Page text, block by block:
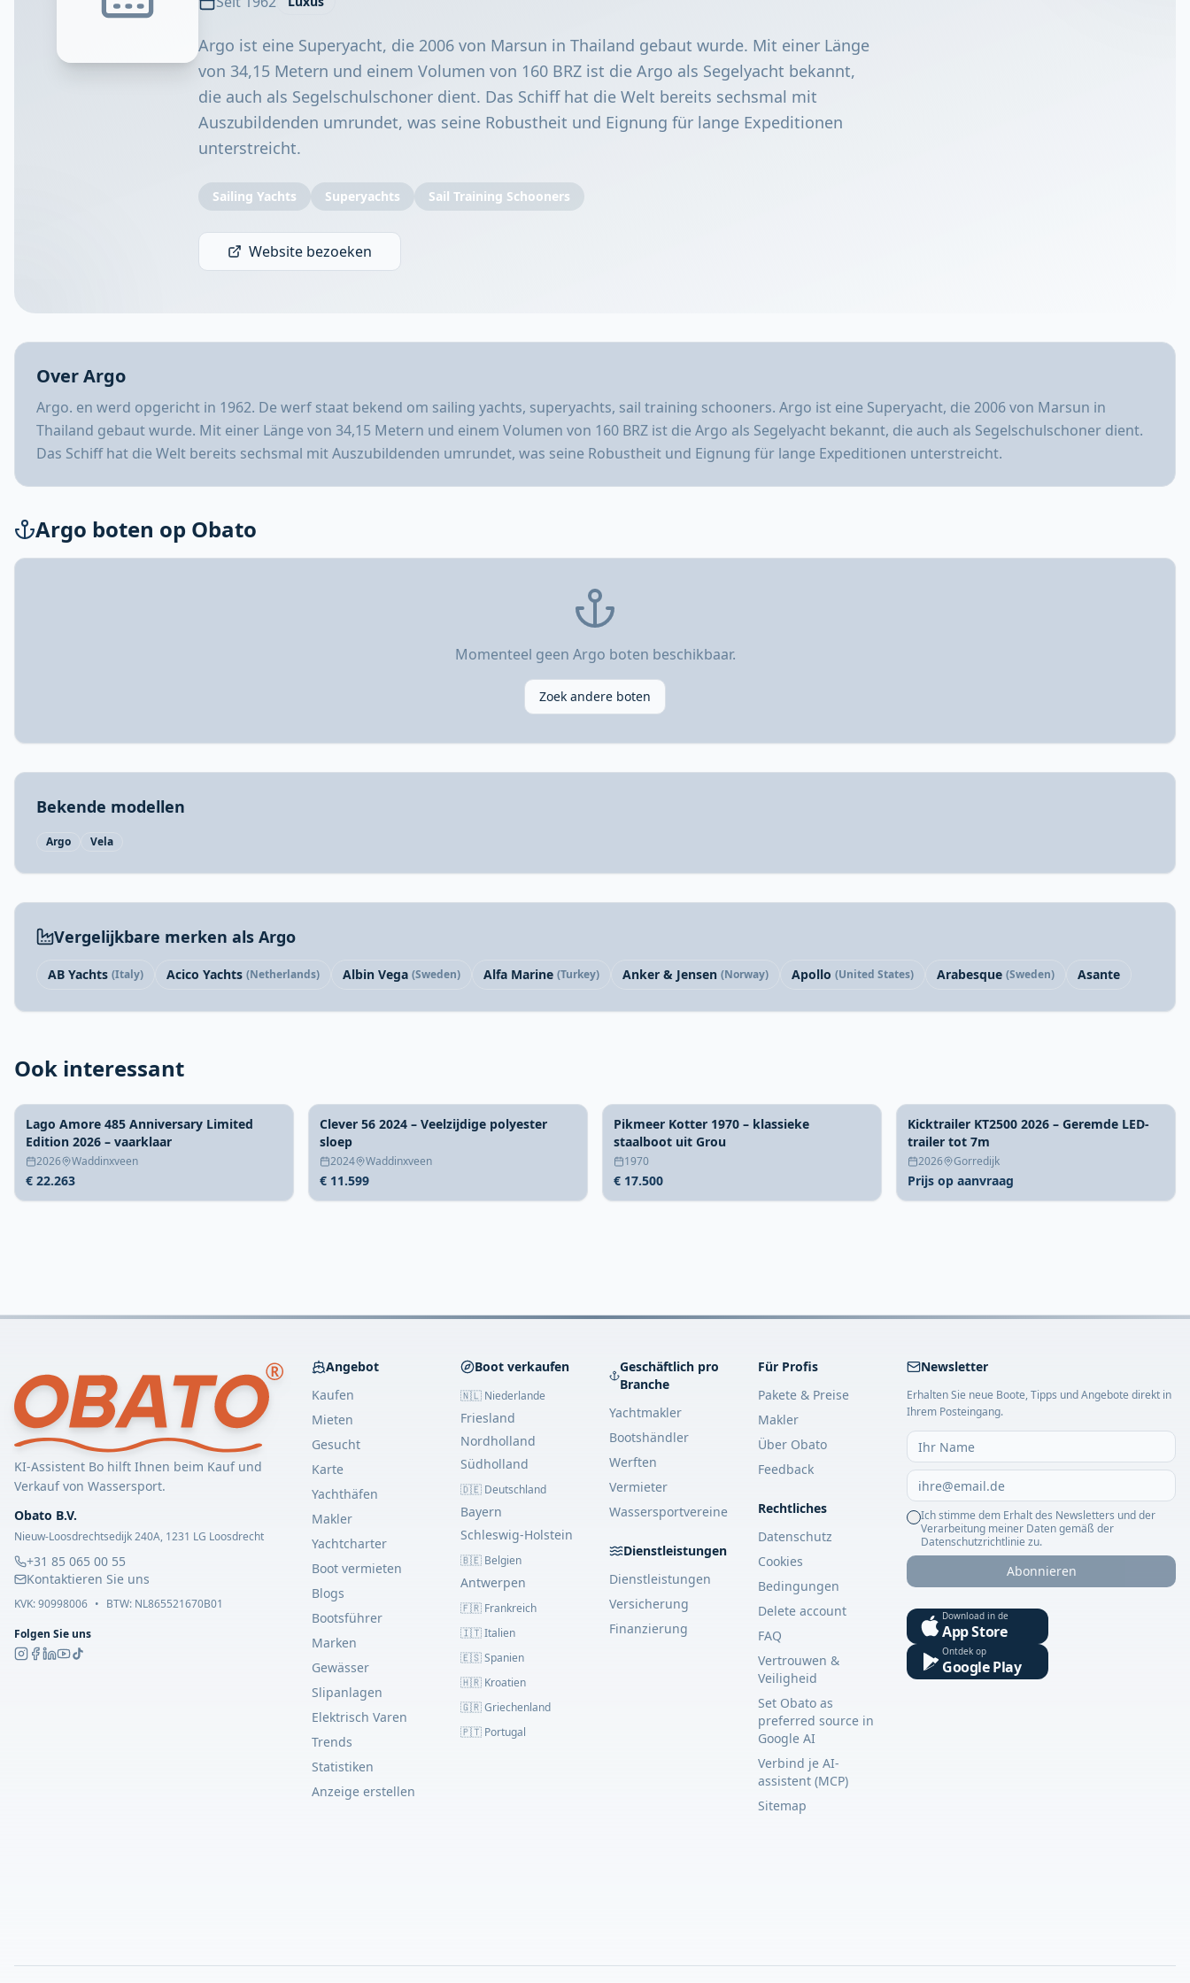
Argo ist eine Superyacht, die 2006 von Marsun in Thailand gebaut wurde. Mit einer Länge
von 34,15 Metern und einem Volumen von 160 BRZ ist die Argo als Segelyacht bekannt,
die auch als Segelschulschoner dient. Das Schiff hat die Welt bereits sechsmal mit
Auszubildenden umrundet, was seine Robustheit und Eignung für lange Expeditionen
unterstreicht.
Sailing Yachts Superyachts Sail Training Schooners
Website bezoeken
Over Argo
Argo. en werd opgericht in 1962. De werf staat bekend om sailing yachts, superyachts, sail training schooners. Argo ist eine Superyacht, die 2006 von Marsun in
Thailand gebaut wurde. Mit einer Länge von 34,15 Metern und einem Volumen von 160 BRZ ist die Argo als Segelyacht bekannt, die auch als Segelschulschoner dient.
Das Schiff hat die Welt bereits sechsmal mit Auszubildenden umrundet, was seine Robustheit und Eignung für lange Expeditionen unterstreicht.
Argo boten op Obato
Momenteel geen Argo boten beschikbaar.
Zoek andere boten
Bekende modellen
Argo Vela
Vergelijkbare merken als Argo
AB Yachts (Italy) Acico Yachts (Netherlands) Albin Vega (Sweden) Alfa Marine (Turkey) Anker & Jensen (Norway) Apollo (United States) Arabesque (Sweden) Asante
Ook interessant
Lago Amore 485 Anniversary Limited
Edition 2026 – vaarklaar
2026 Waddinxveen
€ 22.263
Clever 56 2024 – Veelzijdige polyester
sloep
2024 Waddinxveen
€ 11.599
Pikmeer Kotter 1970 – klassieke
staalboot uit Grou
1970
€ 17.500
Kicktrailer KT2500 2026 – Geremde LED-
trailer tot 7m
2026 Gorredijk
Prijs op aanvraag
KI-Assistent Bo hilft Ihnen beim Kauf und
Verkauf von Wassersport.
Obato B.V.
Nieuw-Loosdrechtsedijk 240A, 1231 LG Loosdrecht
+31 85 065 00 55
Kontaktieren Sie uns
KVK:90998006 • BTW: NL865521670B01
Folgen Sie uns
Angebot
Kaufen
Mieten
Gesucht
Karte
Yachthäfen
Makler
Yachtcharter
Boot vermieten
Blogs
Bootsführer
Marken
Gewässer
Slipanlagen
Elektrisch Varen
Trends
Statistiken
Anzeige erstellen
Boot verkaufen
🇳🇱 Niederlande
Friesland
Nordholland
Südholland
🇩🇪 Deutschland
Bayern
Schleswig-Holstein
🇧🇪 Belgien
Antwerpen
🇫🇷 Frankreich
🇮🇹 Italien
🇪🇸 Spanien
🇭🇷 Kroatien
🇬🇷 Griechenland
🇵🇹 Portugal
Geschäftlich pro
Branche
Yachtmakler
Bootshändler
Werften
Vermieter
Wassersportvereine
Dienstleistungen
Dienstleistungen
Versicherung
Finanzierung
Für Profis
Pakete & Preise
Makler
Über Obato
Feedback
Rechtliches
Datenschutz
Cookies
Bedingungen
Delete account
FAQ
Vertrouwen &
Veiligheid
Set Obato as
preferred source in
Google AI
Verbind je AI-
assistent (MCP)
Sitemap
Newsletter
Erhalten Sie neue Boote, Tipps und Angebote direkt in
Ihrem Posteingang.
Ich stimme dem Erhalt des Newsletters und der
Verarbeitung meiner Daten gemäß der
Datenschutzrichtlinie zu.
Abonnieren
Download in de
App Store
Ontdek op
Google Play